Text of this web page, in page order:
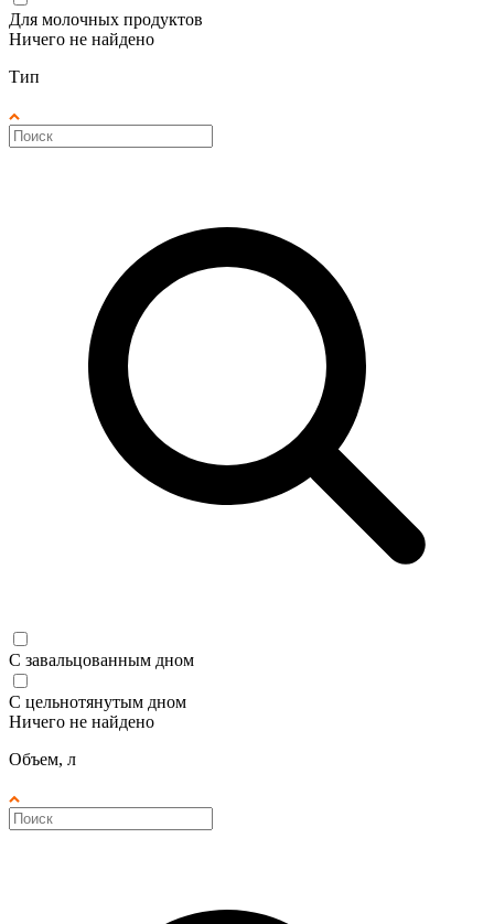
Для молочных продуктов
Ничего не найдено
Тип
С завальцованным дном
С цельнотянутым дном
Ничего не найдено
Объем, л